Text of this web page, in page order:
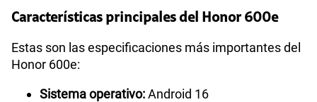
Características principales del Honor 600e
Estas son las especificaciones más importantes del
Honor 600e:
Sistema operativo:Android 16